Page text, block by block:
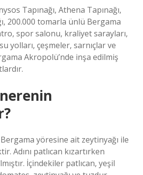
Tapınağı, Athena Tapınağı,
200.000 tomarla ünlü Bergama
spor salonu, kraliyet sarayları,
yolları, çeşmeler, sarnıçlar ve
Akropolü’nde inşa edilmiş
Bergama yöresine ait zeytinyağı ile
Adını patlıcan kızartırken
İçindekiler patlıcan, yeşil